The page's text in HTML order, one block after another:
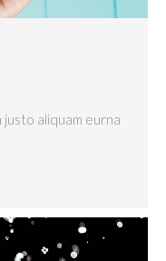
aliquam eurna